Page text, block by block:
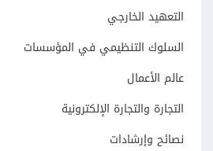
التعهيد الخارجي
السلوك التنظيمي في المؤسسات
عالم الأعمال
التجارة والتجارة الإلكترونية
نصائح وإرشادات